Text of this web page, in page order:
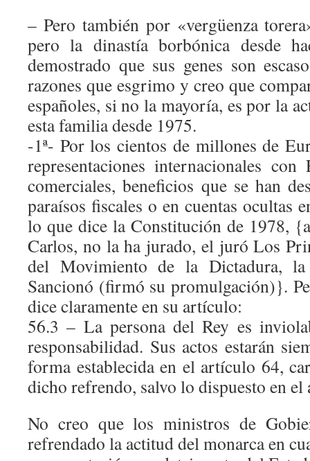
– Pero también por «vergüenza
pero la dinastía borbónica desde
demostrado que sus genes son
razones que esgrimo y creo que
españoles, si no la mayoría, es por la
esta familia desde 1975.
-1ª- Por los cientos de millones de
representaciones internacionales
comerciales, beneficios que se han
paraísos fiscales o en cuentas ocultas
lo que dice la Constitución de 1978,
Carlos, no la ha jurado, el juró Los
del Movimiento de la Dictadura,
Sancionó (firmó su promulgación)}.
dice claramente en su artículo:
56.3 – La persona del Rey es
responsabilidad. Sus actos estarán
forma establecida en el artículo 64,
dicho refrendo, salvo lo dispuesto en
No creo que los ministros de
refrendado la actitud del monarca en